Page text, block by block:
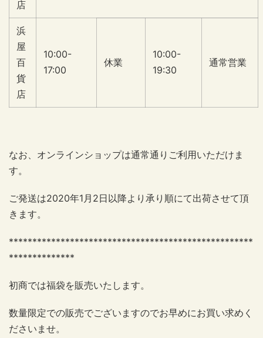
店
浜
屋
百
貨
店
10:00-
17:00
休業
10:00-
19:30
通常営業
なお、オンラインショップは通常通りご利用いただけま
す。
ご発送は2020年1月2日以降より承り順にて出荷させて頂
きます。
****************************************************
**************
初商では福袋を販売いたします。
数量限定での販売でございますのでお早めにお買い求めく
ださいませ。